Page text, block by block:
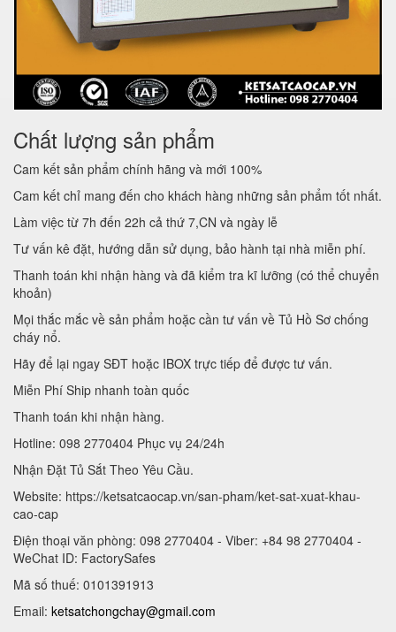
Chất lượng sản phẩm
Cam kết sản phẩm chính hãng và mới 100%
Cam kết chỉ mang đến cho khách hàng những sản phẩm tốt nhất.
Làm việc từ 7h đến 22h cả thứ 7,CN và ngày lễ
Tư vấn kê đặt, hướng dẫn sử dụng, bảo hành tại nhà miễn phí.
Thanh toán khi nhận hàng và đã kiểm tra kĩ lưỡng (có thể chuyển
khoản)
Mọi thắc mắc về sản phẩm hoặc cần tư vấn về Tủ Hồ Sơ chống
cháy nổ.
Hãy để lại ngay SĐT hoặc IBOX trực tiếp để được tư vấn.
Miễn Phí Ship nhanh toàn quốc
Thanh toán khi nhận hàng.
Hotline: 098 2770404 Phục vụ 24/24h
Nhận Đặt Tủ Sắt Theo Yêu Cầu.
Website: https://ketsatcaocap.vn/san-pham/ket-sat-xuat-khau-
cao-cap
Điện thoại văn phòng: 098 2770404 - Viber: +84 98 2770404 -
WeChat ID: FactorySafes
Mã số thuế: 0101391913
Email: ketsatchongchay@gmail.com